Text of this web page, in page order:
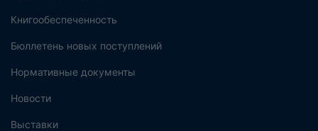
Книгообеспеченность
Бюллетень новых поступлений
Нормативные документы
Новости
Выставки